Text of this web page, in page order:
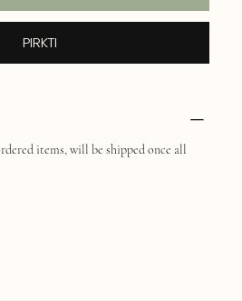
PIRKTI
items, will be shipped once all